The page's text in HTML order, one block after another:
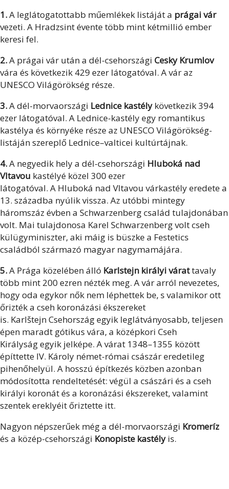
1.A leglátogatottabb műemlékek listáját a prágai vár
vezeti. A Hradzsint évente több mint kétmillió ember
keresi fel.
2.A prágai vár után a dél-csehországi Cesky Krumlov
vára és következik 429 ezer látogatóval. A vár az
UNESCO Világörökség része.
3.A dél-morvaországi Lednice kastély következik 394
ezer látogatóval. A Lednice-kastély egy romantikus
kastélya és környéke része az UNESCO Világörökség-
listáján szereplő Lednice–valticei kultúrtájnak.
4.A negyedik hely a dél-csehországi Hluboká nad
Vltavou kastélyé közel 300 ezer
látogatóval. A Hluboká nad Vltavou várkastély eredete a
13. századba nyúlik vissza. Az utóbbi mintegy
háromszáz évben a Schwarzenberg család tulajdonában
volt. Mai tulajdonosa Karel Schwarzenberg volt cseh
külügyminiszter, aki máig is büszke a Festetics
családból származó magyar nagymamájára.
5.A Prága közelében álló Karlstejn királyi várattavaly
több mint 200 ezren nézték meg. A vár arról nevezetes,
hogy oda egykor nők nem léphettek be, s valamikor ott
őrizték a cseh koronázási ékszereket
is. Karlštejn Csehország egyik leglátványosabb, teljesen
épen maradt gótikus vára, a középkori Cseh
Királyság egyik jelképe. A várat 1348–1355 között
építtette IV. Károly német-római császár eredetileg
pihenőhelyül. A hosszú építkezés közben azonban
módosította rendeltetését: végül a császári és a cseh
királyi koronát és a koronázási ékszereket, valamint
szentek ereklyéit őriztette itt.
Nagyon népszerűek még a dél-morvaországi Kromeríz
és a közép-csehországi Konopiste kastély is.